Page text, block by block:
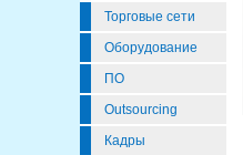
Торговые сети
Оборудование
ПО
Outsourcing
Кадры